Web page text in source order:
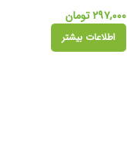
۲۹۷,۰۰۰تومان
اطلاعات بیشتر